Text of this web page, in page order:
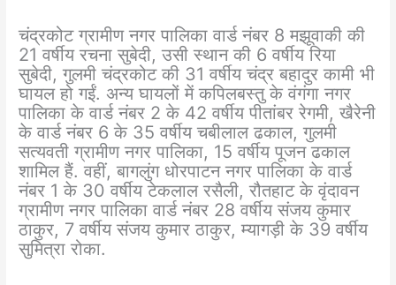
चंद्रकोट ग्रामीण नगर पालिका वार्ड नंबर 8 मझूवाकी की
21 वर्षीय रचना सुबेदी, उसी स्थान की 6 वर्षीय रिया
सुबेदी, गुलमी चंद्रकोट की 31 वर्षीय चंद्र बहादुर कामी भी
घायल हो गईं. अन्य घायलों में कपिलबस्तु के वंगंगा नगर
पालिका के वार्ड नंबर 2 के 42 वर्षीय पीतांबर रेगमी, खैरेनी
के वार्ड नंबर 6 के 35 वर्षीय चबीलाल ढकाल, गुलमी
सत्यवती ग्रामीण नगर पालिका, 15 वर्षीय पूजन ढकाल
शामिल हैं. वहीं, बागलुंग धोरपाटन नगर पालिका के वार्ड
नंबर 1 के 30 वर्षीय टेकलाल रसैली, रौतहाट के वृंदावन
ग्रामीण नगर पालिका वार्ड नंबर 28 वर्षीय संजय कुमार
ठाकुर, 7 वर्षीय संजय कुमार ठाकुर, म्यागड़ी के 39 वर्षीय
सुमित्रा रोका.